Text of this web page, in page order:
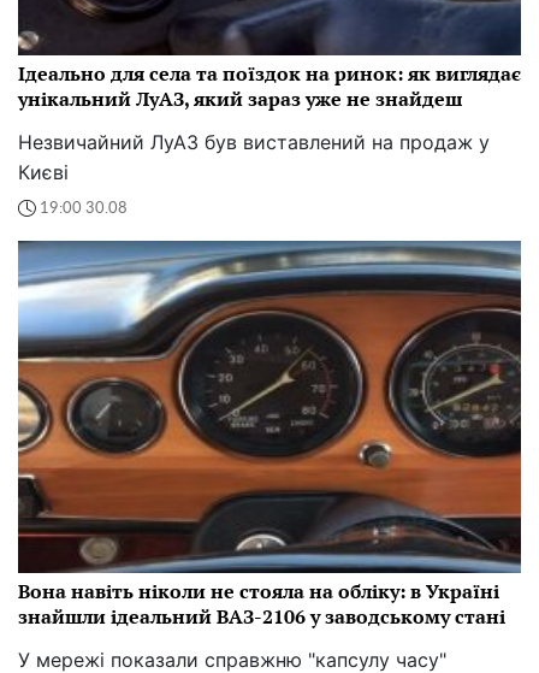
Ідеально для села та поїздок на ринок: як виглядає
унікальний ЛуАЗ, який зараз уже не знайдеш
Незвичайний ЛуАЗ був виставлений на продаж у
Києві
19:00 30.08
Вона навіть ніколи не стояла на обліку: в Україні
знайшли ідеальний ВАЗ-2106 у заводському стані
У мережі показали справжню "капсулу часу"